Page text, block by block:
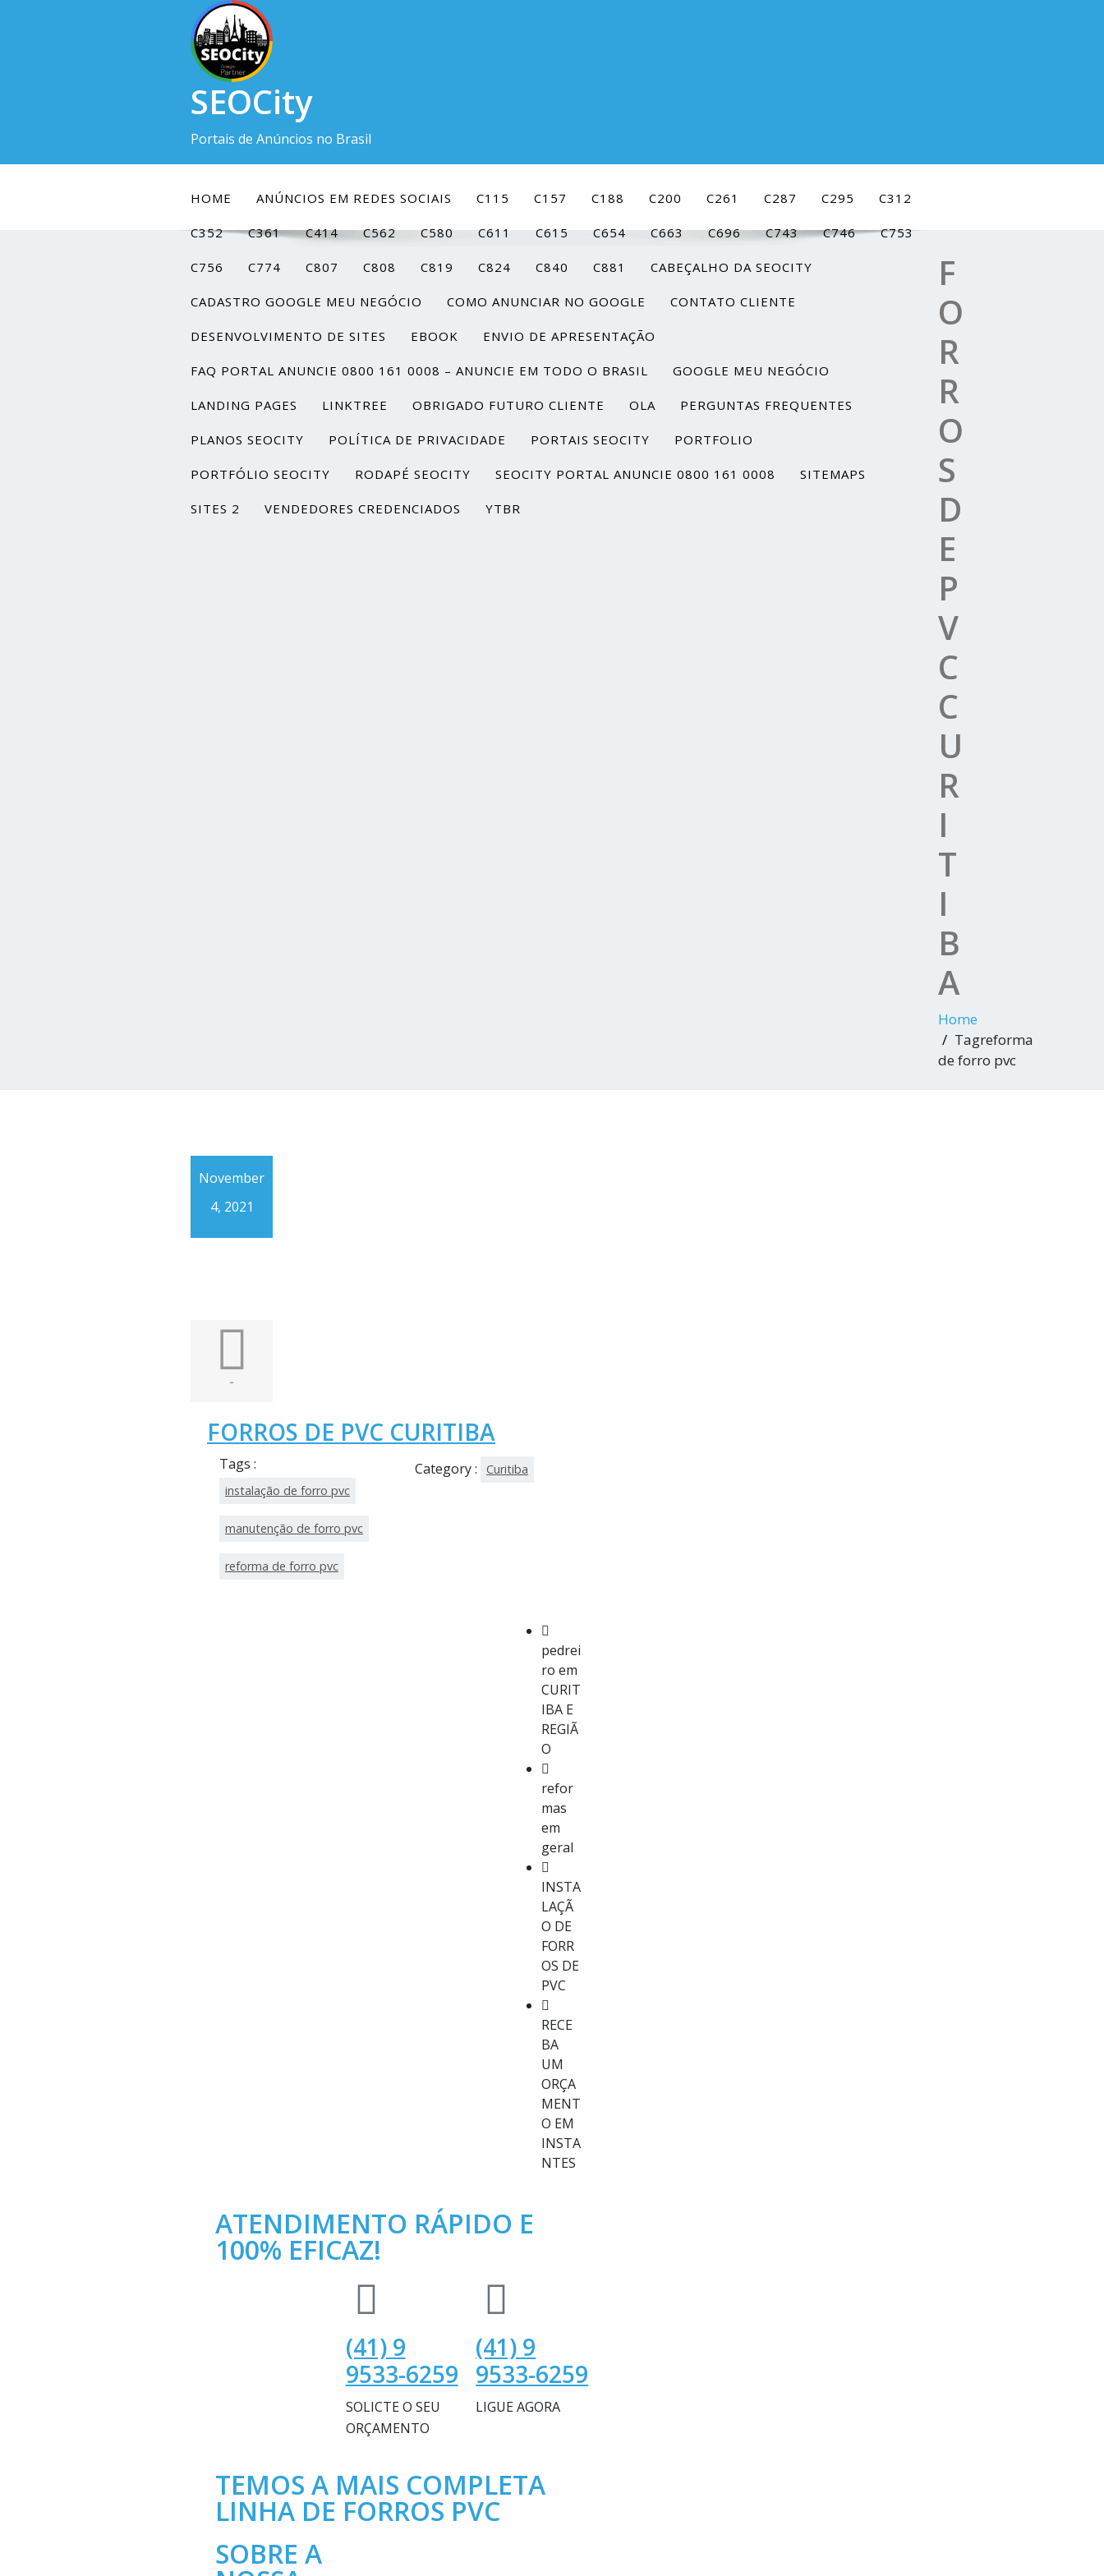
SEOCity
Portais de Anúncios no Brasil
HOME ANÚNCIOS EM REDES SOCIAIS C115 C157 C188 C200 C261 C287 C295 C312
C352 C361 C414 C562 C580 C611 C615 C654 C663 C696 C743 C746 C753
C756 C774 C807 C808 C819 C824 C840 C881 CABEÇALHO DA SEOCITY
CADASTRO GOOGLE MEU NEGÓCIO COMO ANUNCIAR NO GOOGLE CONTATO CLIENTE
DESENVOLVIMENTO DE SITES EBOOK ENVIO DE APRESENTAÇÃO
FAQ PORTAL ANUNCIE 0800 161 0008 – ANUNCIE EM TODO O BRASIL GOOGLE MEU NEGÓCIO
LANDING PAGES LINKTREE OBRIGADO FUTURO CLIENTE OLA PERGUNTAS FREQUENTES
PLANOS SEOCITY POLÍTICA DE PRIVACIDADE PORTAIS SEOCITY PORTFOLIO
PORTFÓLIO SEOCITY RODAPÉ SEOCITY SEOCITY PORTAL ANUNCIE 0800 161 0008 SITEMAPS
SITES 2 VENDEDORES CREDENCIADOS YTBR
F
O
R
R
O
S
D
E
P
V
C
C
U
R
I
T
I
B
A
Home
Tagreforma
de forro pvc
November
4, 2021
-
FORROS DE PVC CURITIBA
Tags :
instalação de forro pvc
manutenção de forro pvc
reforma de forro pvc
Category : Curitiba
pedrei
ro em
CURIT
IBA E
REGIÃ
O
refor
mas
em
geral
INSTA
LAÇÃ
O DE
FORR
OS DE
PVC
RECE
BA
UM
ORÇA
MENT
O EM
INSTA
NTES
ATENDIMENTO RÁPIDO E
100% EFICAZ!
(41) 9
9533-6259
SOLICTE O SEU
ORÇAMENTO
(41) 9
9533-6259
LIGUE AGORA
TEMOS A MAIS COMPLETA
LINHA DE FORROS PVC
SOBRE A